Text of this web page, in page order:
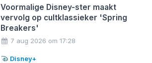
Voormalige Disney-ster maakt
vervolg op cultklassieker 'Spring
Breakers'
7 aug 2026 om 17:28
Disney+